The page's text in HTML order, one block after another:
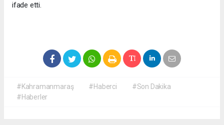
ifade etti.
#Kahramanmaraş #Haberci
#Son Dakika
#Haberler